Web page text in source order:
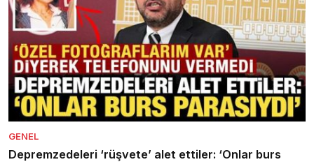
GENEL
Depremzedeleri ‘rüşvete’ alet ettiler: ‘Onlar burs